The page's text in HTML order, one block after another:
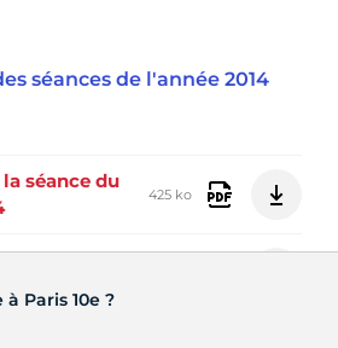
Paris 10e ?
séances de l'année 2014
séance du
425 ko
séance du